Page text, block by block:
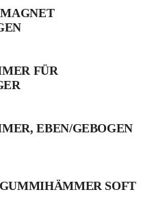
FÜR
EBEN/GEBOGEN
SOFT